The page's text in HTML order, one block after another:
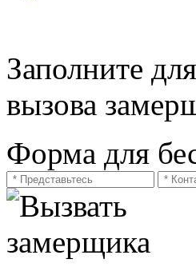
Заполните
вызова
Форма для